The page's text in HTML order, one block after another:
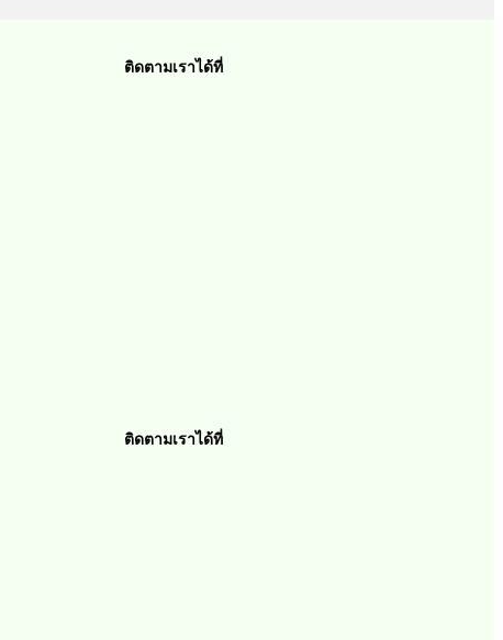
ติดตามเราได้ที่
ติดตามเราได้ที่